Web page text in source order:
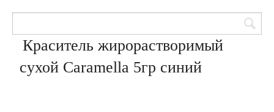
Краситель жирорастворимый
сухой Caramella 5гр синий